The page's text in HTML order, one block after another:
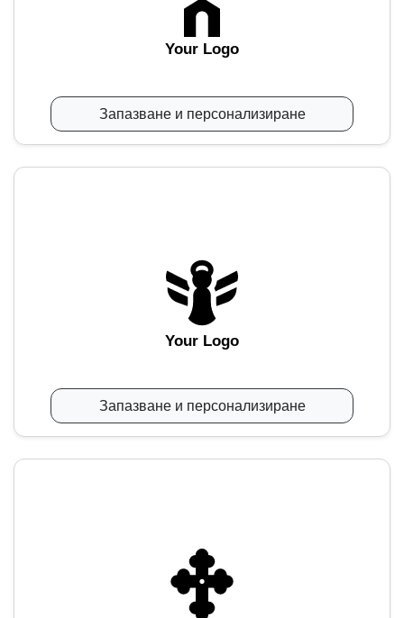
Your Logo
Запазване и персонализиране
Your Logo
Запазване и персонализиране